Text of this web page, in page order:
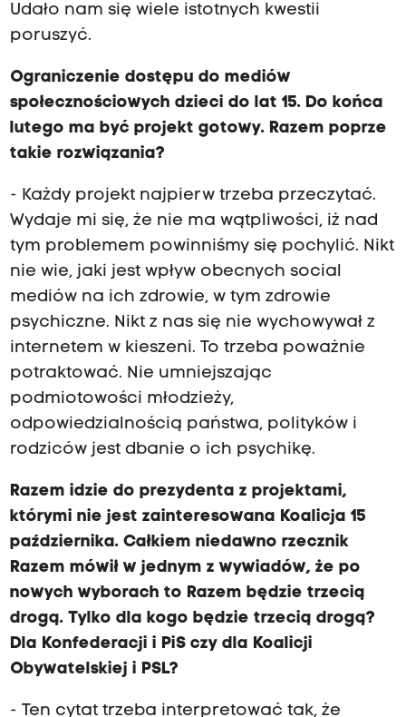
Udało nam się wiele istotnych kwestii
poruszyć.
Ograniczenie dostępu do mediów
społecznościowych dzieci do lat 15. Do końca
lutego ma być projekt gotowy. Razem poprze
takie rozwiązania?
- Każdy projekt najpierw trzeba przeczytać.
Wydaje mi się, że nie ma wątpliwości, iż nad
tym problemem powinniśmy się pochylić. Nikt
nie wie, jaki jest wpływ obecnych social
mediów na ich zdrowie, w tym zdrowie
psychiczne. Nikt z nas się nie wychowywał z
internetem w kieszeni. To trzeba poważnie
potraktować. Nie umniejszając
podmiotowości młodzieży,
odpowiedzialnością państwa, polityków i
rodziców jest dbanie o ich psychikę.
Razem idzie do prezydenta z projektami,
którymi nie jest zainteresowana Koalicja 15
października. Całkiem niedawno rzecznik
Razem mówił w jednym z wywiadów, że po
nowych wyborach to Razem będzie trzecią
drogą. Tylko dla kogo będzie trzecią drogą?
Dla Konfederacji i PiS czy dla Koalicji
Obywatelskiej i PSL?
- Ten cytat trzeba interpretować tak, że